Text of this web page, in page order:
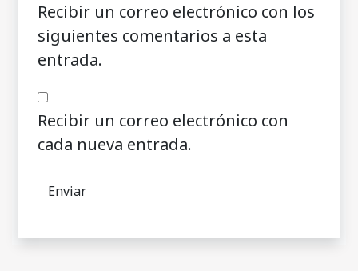
Recibir un correo electrónico con los
siguientes comentarios a esta
entrada.
Recibir un correo electrónico con
cada nueva entrada.